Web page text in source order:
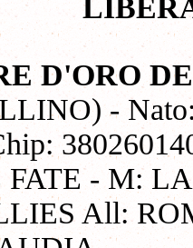
D'ORO
-
- M:
All: